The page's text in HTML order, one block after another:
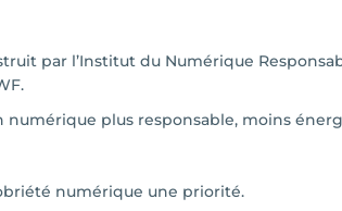
par l’Institut du Numérique
plus responsable, moins
numérique une priorité.